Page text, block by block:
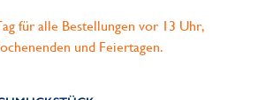
für alle Bestellungen vor 13 Uhr,
und Feiertagen.